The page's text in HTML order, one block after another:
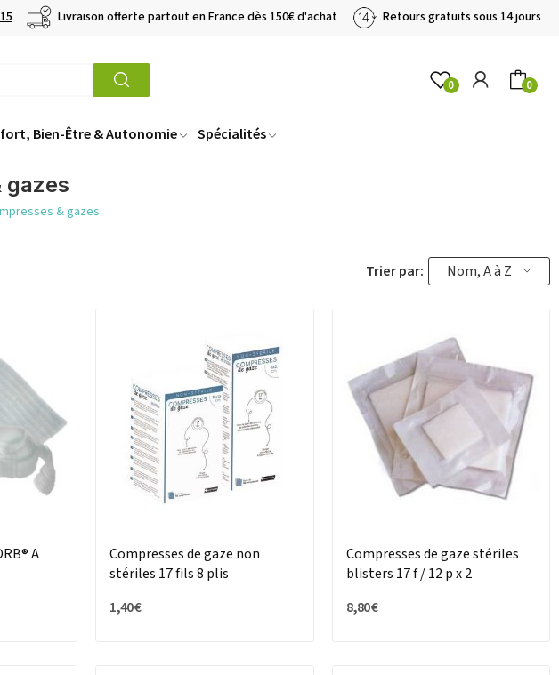
Livraison offerte partout en France dès 150€ d'achat Retours gratuits sous 14 jours
0 0
Bien-Être & Autonomie Spécialités
gazes
& gazes
Trier par: Nom, A à Z
A
Compresses de gaze non
stériles 17 fils 8 plis
1,40 €
Compresses de gaze stériles
blisters 17 f / 12 p x 2
8,80 €